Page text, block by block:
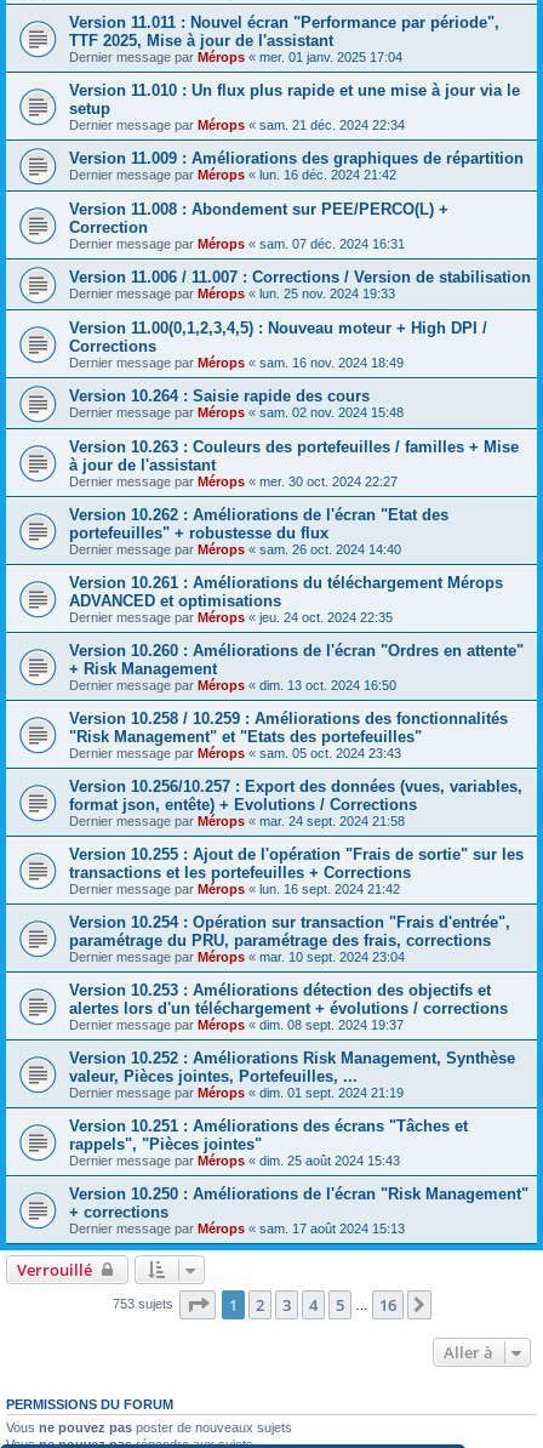
Version 11.011 : Nouvel écran "Performance par période",
TTF 2025, Mise à jour de l'assistant
Dernier message par Mérops « mer. 01 janv. 2025 17:04
Version 11.010 : Un flux plus rapide et une mise à jour via le
setup
Dernier message par Mérops « sam. 21 déc. 2024 22:34
Version 11.009 : Améliorations des graphiques de répartition
Dernier message par Mérops « lun. 16 déc. 2024 21:42
Version 11.008 : Abondement sur PEE/PERCO(L) +
Correction
Dernier message par Mérops « sam. 07 déc. 2024 16:31
Version 11.006 / 11.007 : Corrections / Version de stabilisation
Dernier message par Mérops « lun. 25 nov. 2024 19:33
Version 11.00(0,1,2,3,4,5) : Nouveau moteur + High DPI /
Corrections
Dernier message par Mérops « sam. 16 nov. 2024 18:49
Version 10.264 : Saisie rapide des cours
Dernier message par Mérops « sam. 02 nov. 2024 15:48
Version 10.263 : Couleurs des portefeuilles / familles + Mise
à jour de l'assistant
Dernier message par Mérops « mer. 30 oct. 2024 22:27
Version 10.262 : Améliorations de l'écran "Etat des
portefeuilles" + robustesse du flux
Dernier message par Mérops « sam. 26 oct. 2024 14:40
Version 10.261 : Améliorations du téléchargement Mérops
ADVANCED et optimisations
Dernier message par Mérops « jeu. 24 oct. 2024 22:35
Version 10.260 : Améliorations de l'écran "Ordres en attente"
+ Risk Management
Dernier message par Mérops « dim. 13 oct. 2024 16:50
Version 10.258 / 10.259 : Améliorations des fonctionnalités
"Risk Management" et "Etats des portefeuilles"
Dernier message par Mérops « sam. 05 oct. 2024 23:43
Version 10.256/10.257 : Export des données (vues, variables,
format json, entête) + Evolutions / Corrections
Dernier message par Mérops « mar. 24 sept. 2024 21:58
Version 10.255 : Ajout de l'opération "Frais de sortie" sur les
transactions et les portefeuilles + Corrections
Dernier message par Mérops « lun. 16 sept. 2024 21:42
Version 10.254 : Opération sur transaction "Frais d'entrée",
paramétrage du PRU, paramétrage des frais, corrections
Dernier message par Mérops « mar. 10 sept. 2024 23:04
Version 10.253 : Améliorations détection des objectifs et
alertes lors d'un téléchargement + évolutions / corrections
Dernier message par Mérops « dim. 08 sept. 2024 19:37
Version 10.252 : Améliorations Risk Management, Synthèse
valeur, Pièces jointes, Portefeuilles, ...
Dernier message par Mérops « dim. 01 sept. 2024 21:19
Version 10.251 : Améliorations des écrans "Tâches et
rappels", "Pièces jointes"
Dernier message par Mérops « dim. 25 août 2024 15:43
Version 10.250 : Améliorations de l'écran "Risk Management"
+ corrections
Dernier message par Mérops « sam. 17 août 2024 15:13
Verrouillé
753 sujets Page 1sur16
1 2 3 4 5 16
Aller à
PERMISSIONS DU FORUM
Vous ne pouvez pas poster de nouveaux sujets
Vousne pouvez pasrépondre aux sujets